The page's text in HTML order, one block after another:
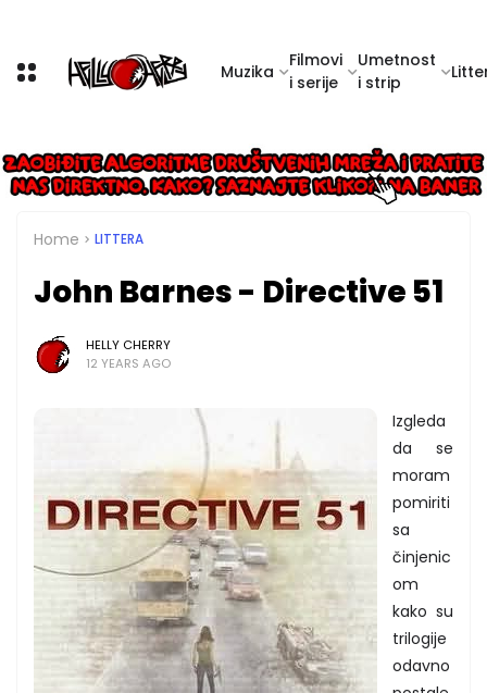
Muzika
Filmovi
i serije
Umetnost
i strip
Home LITTERA
John Barnes - Directive 51
HELLY CHERRY
12 YEARS AGO
Izgleda
da se
moram
pomiriti
sa
činjenic
om
kako su
trilogije
odavno